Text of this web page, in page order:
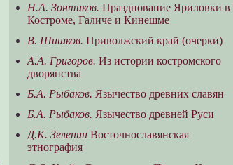
Н.А. Зонтиков. Празднование Яриловки в
Костроме, Галиче и Кинешме
В. Шишков. Приволжский край (очерки)
А.А. Григоров. Из истории костромского
дворянства
Б.А. Рыбаков. Язычество древних славян
Б.А. Рыбаков. Язычество древней Руси
Д.К. ЗеленинВосточнославянская
этнография